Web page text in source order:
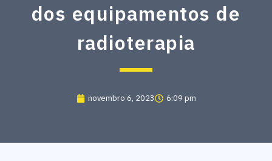
dos equipamentos de
radioterapia
novembro 6, 2023 6:09 pm